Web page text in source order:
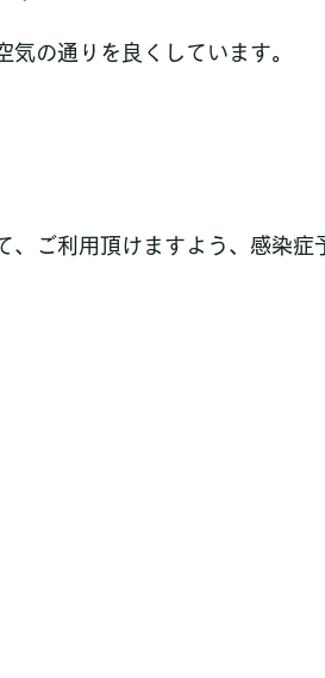
気の通りを良くしています。
、ご利用頂けますよう、感染